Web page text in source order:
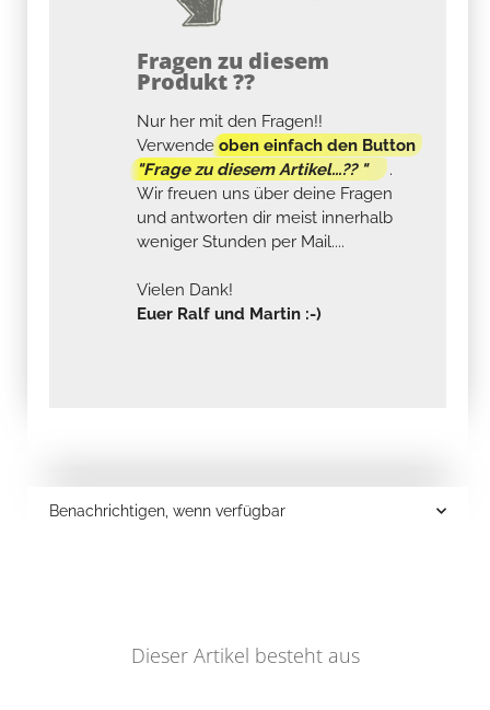
Fragen zu diesem
Produkt ??
Nur her mit den Fragen!!
Verwendeoben einfach den Button
"Frage zu diesem Artikel...?? "
.
Wir freuen uns über deine Fragen
und antworten dir meist innerhalb
weniger Stunden per Mail....
Vielen Dank!
Euer Ralf und Martin :-)
Benachrichtigen, wenn verfügbar
Dieser Artikel besteht aus